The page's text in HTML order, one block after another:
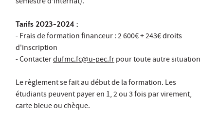
Tarifs 2023-2024 :
- Frais de formation financeur : 2 600€ + 243€ droits
d'inscription
- Contacterdufmc.fc@u-pec.frpour toute autre situation
Le règlement se fait au début de la formation. Les
étudiants peuvent payer en 1, 2 ou 3 fois par virement,
carte bleue ou chèque.